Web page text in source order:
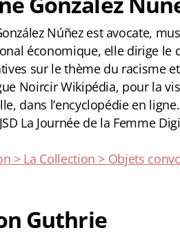
Núñez est avocate,
économique, elle dirige le
sur le thème du racisme
Noircir Wikipédia, pour la
dans l’encyclopédie en ligne.
La Journée de la Femme
> La Collection > Objets
Guthrie